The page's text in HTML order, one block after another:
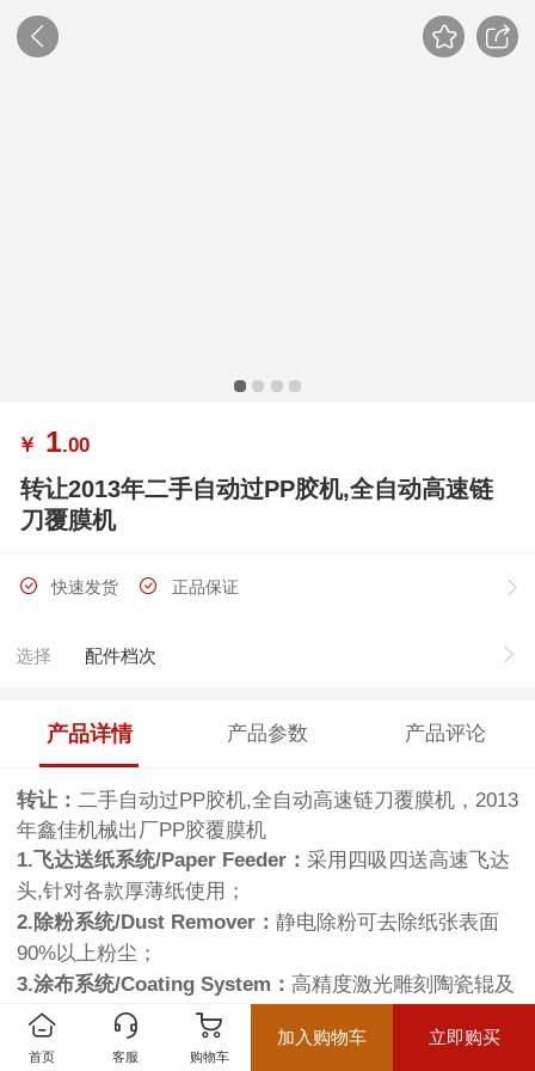
￥ 1.00
转让2013年二手自动过PP胶机,全自动高速链
刀覆膜机
快速发货 正品保证
选择 配件档次
产品详情 产品参数 产品评论
转让： 二手自动过PP胶机,全自动高速链刀覆膜机，2013
年鑫佳机械出厂PP胶覆膜机
1.飞达送纸系统/Paper Feeder： 采用四吸四送高速飞达
头,针对各款厚薄纸使用；
2.除粉系统/Dust Remover： 静电除粉可去除纸张表面
90%以上粉尘；
3.涂布系统/Coating System： 高精度激光雕刻陶瓷辊及
刮刀系统，上胶更薄更均匀平整；
4.链刀分切系统/Flying-Knife Cutter：针对薄纸。PET,
首页 客服 购物车
加入购物车 立即购买